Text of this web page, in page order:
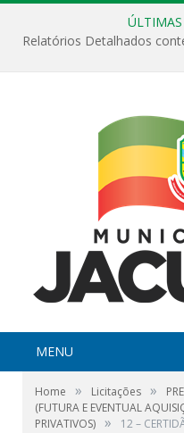
ÚLTIMAS
MENU
Home » Licitações »
(FUTURA E EVENTUAL
PRIVATIVOS) » 12 –